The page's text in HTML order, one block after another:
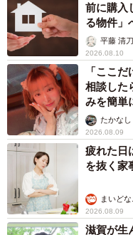
前に購入
る物件」
が解説平藤 清刀
2026.08.10
「ここ
相談したら
みを簡単
ャストに
たかなし
2026.08.09
疲れた日
を抜く家
まいど
2026.08.09
滋賀が生